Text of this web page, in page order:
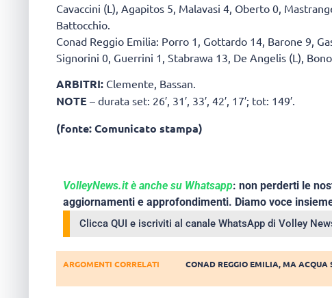
Cavaccini (L), Agapitos 5, Malavasi 4, Oberto 0,
Battocchio.
Conad Reggio Emilia: Porro 1, Gottardo 14, Barone 9,
Signorini 0, Guerrini 1, Stabrawa 13, De Angelis (L),
ARBITRI: Clemente, Bassan.
NOTE – durata set: 26′, 31′, 33′, 42′, 17′; tot: 149′.
(fonte: Comunicato stampa)
VolleyNews.it è anche su Whatsapp: non perderti le
aggiornamenti e approfondimenti. Diamo voce
Clicca QUI e iscriviti al canale WhatsApp di Volley
ARGOMENTI CORRELATI CONAD REGGIO EMILIA,MA ACQUA